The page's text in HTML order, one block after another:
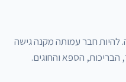
להיות חבר עמותה מקנה גישה
הספא והחוגים.